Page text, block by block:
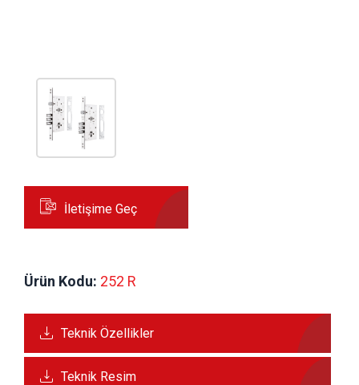
İletişime Geç
Ürün Kodu: 252 R
Teknik Özellikler
Teknik Resim